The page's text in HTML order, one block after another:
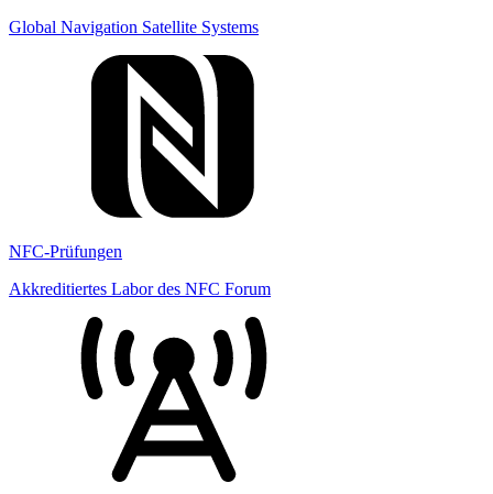
Global Navigation Satellite Systems
NFC-Prüfungen
Akkreditiertes Labor des NFC Forum